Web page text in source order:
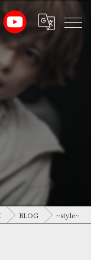
BLOG ~style~